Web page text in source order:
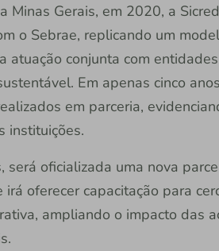
Minas Gerais, em 2020, a
o Sebrae, replicando um
atuação conjunta com
Em apenas cinco
em parceria,
instituições.
será oficializada uma nova
irá oferecer capacitação para
ampliando o impacto das